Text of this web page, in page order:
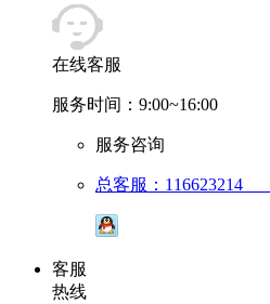
在线客服
服务时间：9:00~16:00
服务咨询
总客服：116623214
客服
热线